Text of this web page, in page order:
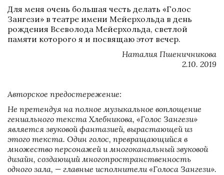
Для меня очень большая честь делать «Голос
Зангези» в театре имени Мейерхольда в день
рождения Всеволода Мейерхольда, светлой
памяти которого я и посвящаю этот вечер.
Наталия Пшеничникова
2.10. 2019
Авторское предостережение:
Не претендуя на полное музыкальное воплощение
гениального текста Хлебникова, «Голос Зангези»
является звуковой фантазией, вырастающей из
этого текста. Один голос, превращающийся в
множество персонажей и многоканальный звуковой
дизайн, создающий многопространственность
одного зала, — главные исполнители «Голоса Зангези».